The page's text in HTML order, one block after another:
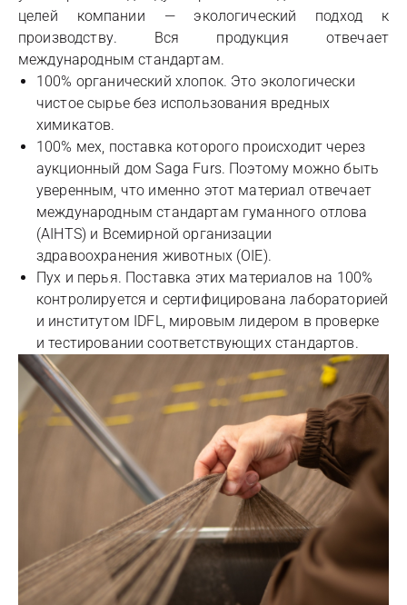
целей компании — экологический подход к
производству. Вся продукция отвечает
международным стандартам.
100% органический хлопок. Это экологически
чистое сырье без использования вредных
химикатов.
100% мех, поставка которого происходит через
аукционный дом Saga Furs. Поэтому можно быть
уверенным, что именно этот материал отвечает
международным стандартам гуманного отлова
(AIHTS) и Всемирной организации
здравоохранения животных (OIE).
Пух и перья. Поставка этих материалов на 100%
контролируется и сертифицирована лабораторией
и институтом IDFL, мировым лидером в проверке
и тестировании соответствующих стандартов.